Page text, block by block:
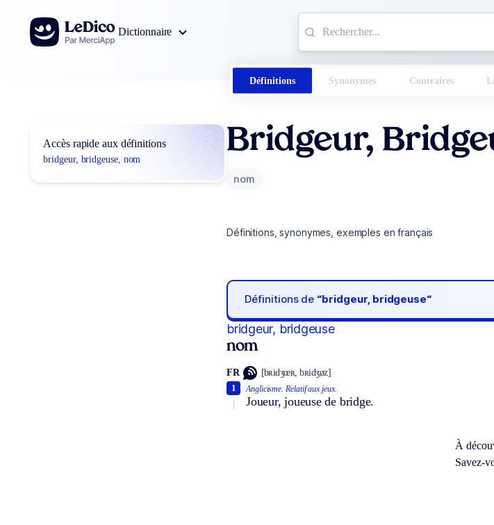
Aller au contenu
Dictionnaire
Définitions Synonymes Contraires
Accès rapide aux définitions
bridgeur, bridgeuse, nom
Bridgeur,
nom
Définitions, synonymes, exemples en français
Définitions de “bridgeur, bridgeuse“
bridgeur, bridgeuse
nom
FR [bʀidʒœʀ, bʀidʒøz]
Anglicisme. Relatif aux jeux.
Joueur, joueuse de bridge.
1
À
Savez-